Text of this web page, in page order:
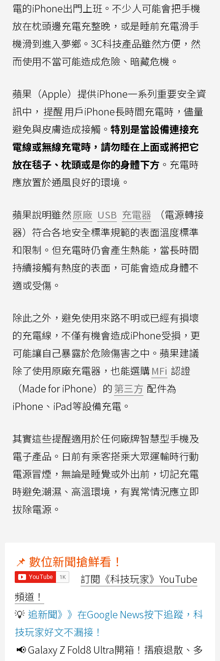
電的iPhone出門上班。不少人可能會把手機
放在枕頭邊充電充整晚，或是睡前充電滑手
機滑到進入夢鄉。3C科技產品雖然方便，然
而使用不當可能造成危險、暗藏危機。
蘋果（Apple）提供iPhone一系列重要安全資
訊中， 提醒 用戶iPhone長時間充電時，儘量
避免與皮膚造成接觸。 特別是當設備連接充
電線或無線充電時，請勿睡在上面或將把它
放在毯子、枕頭或是你的身體下方 。充電時
應放置於通風良好的環境。
蘋果說明雖然原廠 USB 充電器
（電源轉接
器）符合各地安全標準規範的表面溫度標準
和限制。但充電時仍會產生熱能，當長時間
持續接觸有熱度的表面，可能會造成身體不
適或受傷。
除此之外，避免使用來路不明或已經有損壞
的充電線，不僅有機會造成iPhone受損，更
可能讓自己暴露於危險傷害之中。蘋果建議
除了使用原廠充電器，也能選購MFi 認證
（Made for iPhone）的第三方 配件為
iPhone、iPad等設備充電。
其實這些提醒適用於任何廠牌智慧型手機及
電子產品。日前有乘客搭乘大眾運輸時行動
電源冒煙，無論是睡覺或外出前，切記充電
時避免潮濕、高溫環境，有異常情況應立即
拔除電源。
📌 數位新聞搶鮮看！
訂閱《科技玩家》YouTube
頻道！
💡 追新聞》》在Google News按下追蹤，科
技玩家好文不漏接！
📢 Galaxy Z Fold8 Ultra開箱！摺痕退散、多